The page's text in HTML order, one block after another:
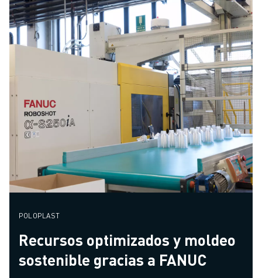
POLOPLAST
Recursos optimizados y moldeo
sostenible gracias a FANUC